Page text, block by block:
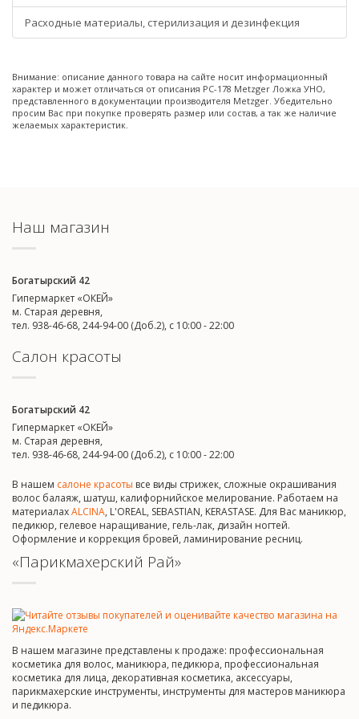
Расходные материалы, стерилизация и дезинфекция
Внимание: описание данного товара на сайте носит информационный
характер и может отличаться от описания PC-178 Metzger Ложка УНО,
представленного в документации производителя Metzger. Убедительно
просим Вас при покупке проверять размер или состав, а так же наличие
желаемых характеристик.
Наш магазин
Богатырский 42
Гипермаркет «ОКЕЙ»
м. Старая деревня,
тел. 938-46-68, 244-94-00 (Доб.2), c 10:00 - 22:00
Салон красоты
Богатырский 42
Гипермаркет «ОКЕЙ»
м. Старая деревня,
тел. 938-46-68, 244-94-00 (Доб.2), c 10:00 - 22:00
В нашем салоне красоты все виды стрижек, сложные окрашивания
волос балаяж, шатуш, калифорнийское мелирование. Работаем на
материалахALCINA, L'OREAL, SEBASTIAN, KERASTASE. Для Вас маникюр,
педикюр, гелевое наращивание, гель-лак, дизайн ногтей.
Оформление и коррекция бровей, ламинирование ресниц.
«Парикмахерский Рай»
В нашем магазине представлены к продаже: профессиональная
косметика для волос, маникюра, педикюра, профессиональная
косметика для лица, декоративная косметика, аксессуары,
парикмахерские инструменты, инструменты для мастеров маникюра
и педикюра.